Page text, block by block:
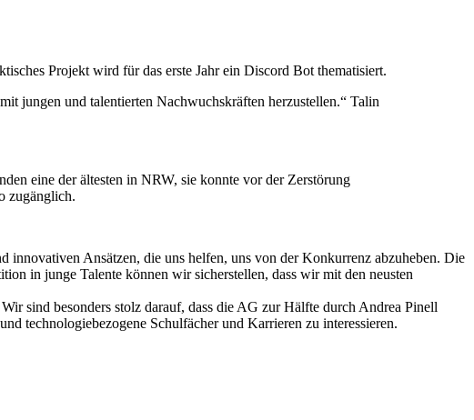
Projekt wird für das erste Jahr ein Discord Bot thematisiert.
jungen und talentierten Nachwuchskräften herzustellen.“ Talin
eine der ältesten in NRW, sie konnte vor der Zerstörung
zugänglich.
innovativen Ansätzen, die uns helfen, uns von der Konkurrenz abzuheben. Die
in junge Talente können wir sicherstellen, dass wir mit den neusten
sind besonders stolz darauf, dass die AG zur Hälfte durch Andrea Pinell
technologiebezogene Schulfächer und Karrieren zu interessieren.